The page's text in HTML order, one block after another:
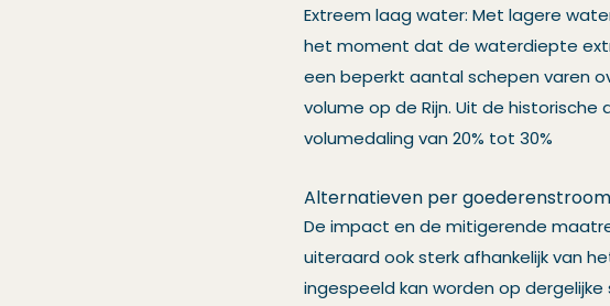
Extreem laag water: Met lagere
het moment dat de waterdiepte
een beperkt aantal schepen varen
volume op de Rijn. Uit de
volumedaling van 20% tot 30%
Alternatieven per
De impact en de mitigerende
uiteraard ook sterk afhankelijk van
ingespeeld kan worden op